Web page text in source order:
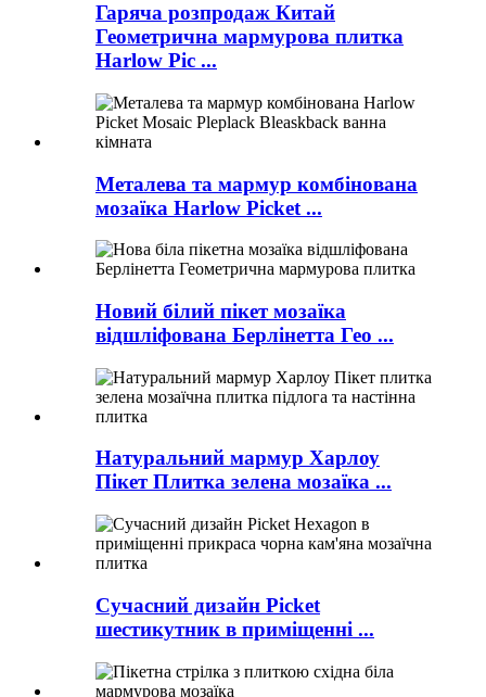
Гаряча розпродаж Китай
Геометрична мармурова плитка
Harlow Pic ...
Металева та мармур комбінована
мозаїка Harlow Picket ...
Новий білий пікет мозаїка
відшліфована Берлінетта Гео ...
Натуральний мармур Харлоу
Пікет Плитка зелена мозаїка ...
Сучасний дизайн Picket
шестикутник в приміщенні ...